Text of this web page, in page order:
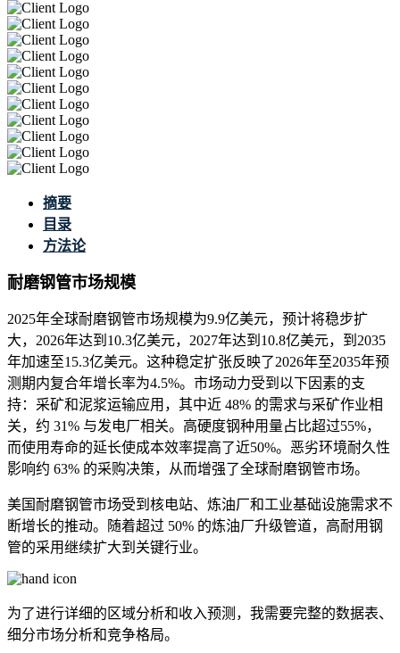
摘要
目录
方法论
耐磨钢管市场规模
2025年全球耐磨钢管市场规模为9.9亿美元，预计将稳步扩
大，2026年达到10.3亿美元，2027年达到10.8亿美元，到2035
年加速至15.3亿美元。这种稳定扩张反映了2026年至2035年预
测期内复合年增长率为4.5%。市场动力受到以下因素的支
持：采矿和泥浆运输应用，其中近 48% 的需求与采矿作业相
关，约 31% 与发电厂相关。高硬度钢种用量占比超过55%，
而使用寿命的延长使成本效率提高了近50%。恶劣环境耐久性
影响约 63% 的采购决策，从而增强了全球耐磨钢管市场。
美国耐磨钢管市场受到核电站、炼油厂和工业基础设施需求不
断增长的推动。随着超过 50% 的炼油厂升级管道，高耐用钢
管的采用继续扩大到关键行业。
为了进行详细的区域分析和收入预测，我需要完整的数据表、
细分市场分析和竞争格局。